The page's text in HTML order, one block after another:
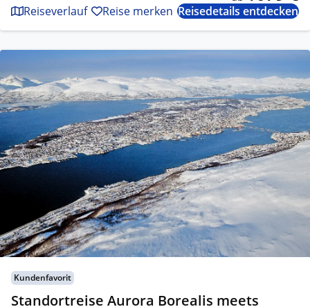
Reiseverlauf Reise merken Reisedetails entdecken
Kundenfavorit
Standortreise Aurora Borealis meets